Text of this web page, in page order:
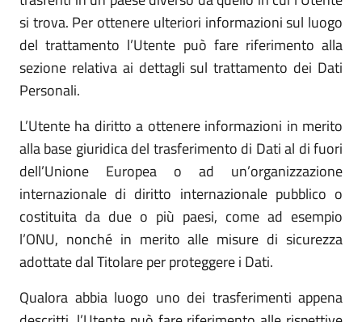
si trova. Per ottenere ulteriori informazioni sul luogo
del trattamento l’Utente può fare riferimento alla
sezione relativa ai dettagli sul trattamento dei Dati
Personali.
L’Utente ha diritto a ottenere informazioni in merito
alla base giuridica del trasferimento di Dati al di fuori
dell’Unione Europea o ad un’organizzazione
internazionale di diritto internazionale pubblico o
costituita da due o più paesi, come ad esempio
l’ONU, nonché in merito alle misure di sicurezza
adottate dal Titolare per proteggere i Dati.
Qualora abbia luogo uno dei trasferimenti appena